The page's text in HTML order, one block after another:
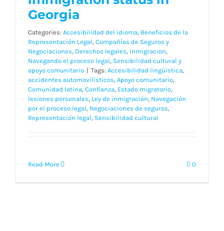
Contact
Spanish
Georgia
Categories: Accesibilidad del idioma, Beneficios de la
Representación Legal, Compañías de Seguros y
Negociaciones, Derechos legales, Inmigracion,
Navegando el proceso legal, Sensibilidad cultural y
apoyo comunitario | Tags: Accesibilidad lingüística,
accidentes automovilísticos, Apoyo comunitario,
Comunidad latina, Confianza, Estado migratorio,
lesiones personales, Ley de inmigración, Navegación
por el proceso legal, Negociaciones de seguros,
Representación legal, Sensibilidad cultural
Read More 0